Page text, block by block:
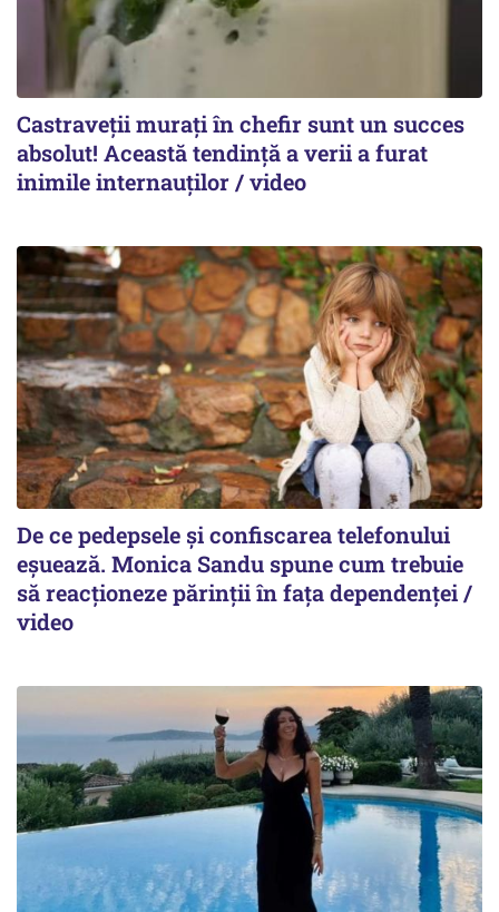
Castraveții murați în chefir sunt un succes
absolut! Această tendință a verii a furat
inimile internauților / video
De ce pedepsele și confiscarea telefonului
eșuează. Monica Sandu spune cum trebuie
să reacționeze părinții în fața dependenței /
video